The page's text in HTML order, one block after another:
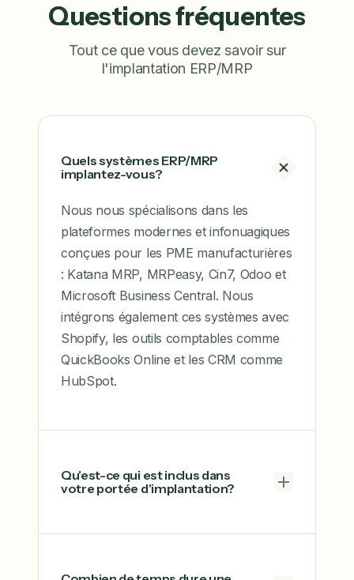
Questions fréquentes
Tout ce que vous devez savoir sur
l'implantation ERP/MRP
Quels systèmes ERP/MRP
implantez-vous?
Nous nous spécialisons dans les
plateformes modernes et infonuagiques
conçues pour les PME manufacturières
: Katana MRP, MRPeasy, Cin7, Odoo et
Microsoft Business Central. Nous
intégrons également ces systèmes avec
Shopify, les outils comptables comme
QuickBooks Online et les CRM comme
HubSpot.
Qu'est-ce qui est inclus dans
votre portée d'implantation?